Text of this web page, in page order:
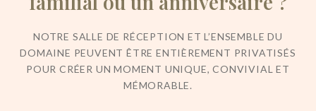
NOTRE SALLE DE RÉCEPTION ET L’ENSEMBLE DU
DOMAINE PEUVENT ÊTRE ENTIÈREMENT PRIVATISÉS
POUR CRÉER UN MOMENT UNIQUE, CONVIVIAL ET
MÉMORABLE.